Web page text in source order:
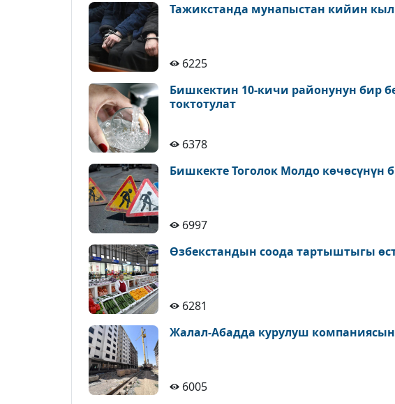
Тажикстанда мунапыстан кийин
6225
Бишкектин 10-кичи районунун бир
токтотулат
6378
Бишкекте Тоголок Молдо көчөсүнүн
6997
Өзбекстандын соода тартыштыгы
6281
Жалал-Абадда курулуш
6005